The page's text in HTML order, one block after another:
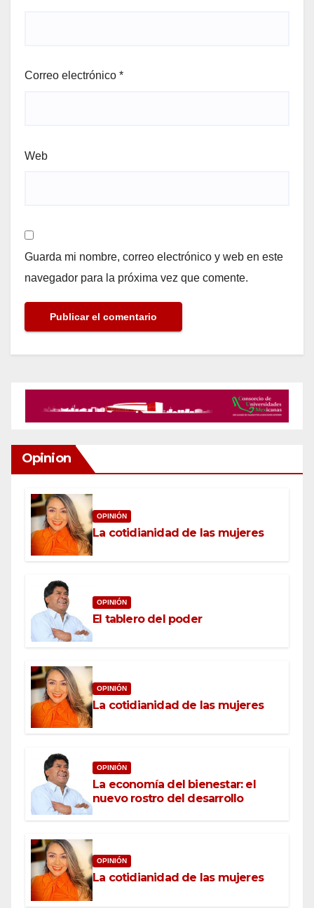
Correo electrónico *
Web
Guarda mi nombre, correo electrónico y web en este
navegador para la próxima vez que comente.
Opinion
OPINIÓN
La cotidianidad de las mujeres
OPINIÓN
El tablero del poder
OPINIÓN
La cotidianidad de las mujeres
OPINIÓN
La economía del bienestar: el
nuevo rostro del desarrollo
OPINIÓN
La cotidianidad de las mujeres